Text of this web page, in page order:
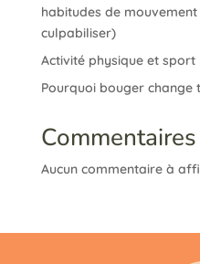
habitudes de
culpabiliser)
Activité physique et sport
Pourquoi bouger
Aucun commentaire à